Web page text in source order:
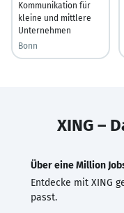
Kommunikation für
kleine und mittlere
Unternehmen
Bonn
XING –
Über eine Million
Entdecke mit XING
passt.